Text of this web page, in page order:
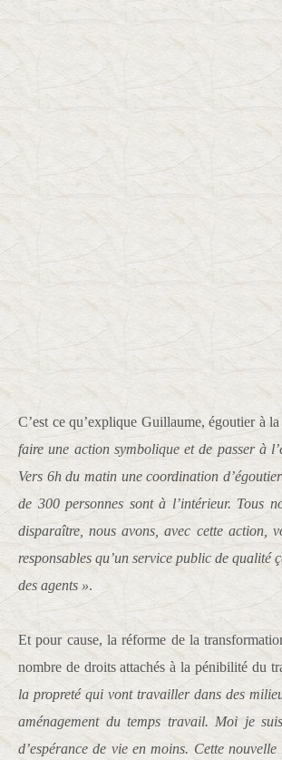
C’est ce qu’explique Guillaume, égoutier à
faire une action symbolique et de passer à
Vers 6h du matin une coordination
de 300 personnes sont à l’intérieur. Tous
disparaître, nous avons, avec cette action,
responsables qu’un service public de
des agents ».
Et pour cause, la réforme de la
nombre de droits attachés à la pénibilité du
la propreté qui vont travailler dans des
aménagement du temps travail. Moi je
d’espérance de vie en moins. Cette